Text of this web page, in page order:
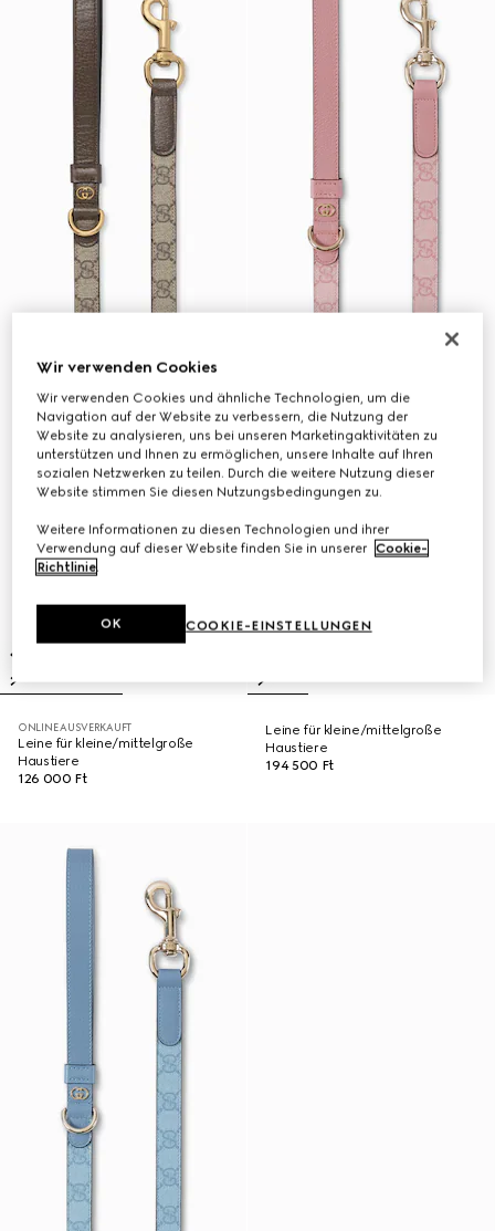
ONLINE AUSVERKAUFT
Leine für kleine/mittelgroße
Haustiere
126 000 Ft
Leine für kleine/mittelgroße
Haustiere
194 500 Ft
Wir verwenden Cookies
Wir verwenden Cookies und ähnliche Technologien, um die
Navigation auf der Website zu verbessern, die Nutzung der
Website zu analysieren, uns bei unseren Marketingaktivitäten zu
unterstützen und Ihnen zu ermöglichen, unsere Inhalte auf Ihren
sozialen Netzwerken zu teilen. Durch die weitere Nutzung dieser
Website stimmen Sie diesen Nutzungsbedingungen zu.
Weitere Informationen zu diesen Technologien und ihrer
Verwendung auf dieser Website finden Sie in unserer Cookie-
Richtlinie.
COOKIE-EINSTELLUNGEN
OK